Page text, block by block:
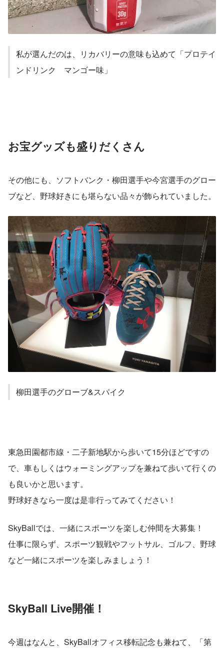
私が選んだのは、リカバリーの意味も込めて「プロテイ
ンドリンク　マンゴー味」
お宝グッズも盛りだくさん
その他にも、ソフトバンク・柳田選手や今宮選手のグロー
ブなど、野球好きにも堪らない品々が飾られていました。
柳田選手のグローブ&スパイク
東急田園都市線・二子新地駅から歩いて15分ほどですの
で、車もしくはウォーミングアップを兼ねて歩いて行くの
も良いかと思います。
野球好きなら一度は是非行ってみてください！
SkyBallでは、一緒にスポーツを楽しむ仲間を大募集！
仕事に限らず、スポーツ観戦やフットサル、ゴルフ、野球
など一緒にスポーツを楽しみましょう！
SkyBall Live開催！
今週はなんと、SkyBallオフィス移転記念も兼ねて、「第